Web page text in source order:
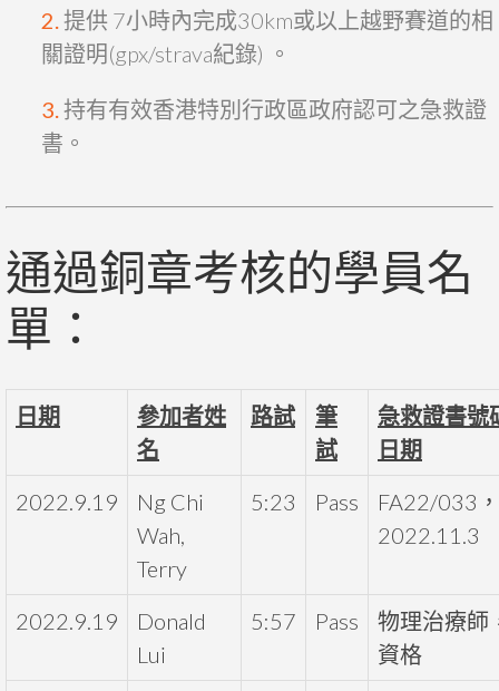
提供 7小時內完成30km或以上越野賽道的相
關證明(gpx/strava紀錄) 。
持有有效香港特別行政區政府認可之急救證
書。
通過銅章考核的學員名
單：
日期
參加者姓
名
路試
筆
試
急救證書號
日期
2022.9.19
Ng Chi
Wah,
Terry
5:23 Pass FA22/033 ，
2022.11.3
2022.9.19
Donald
Lui
5:57 Pass
物理治療師
資格